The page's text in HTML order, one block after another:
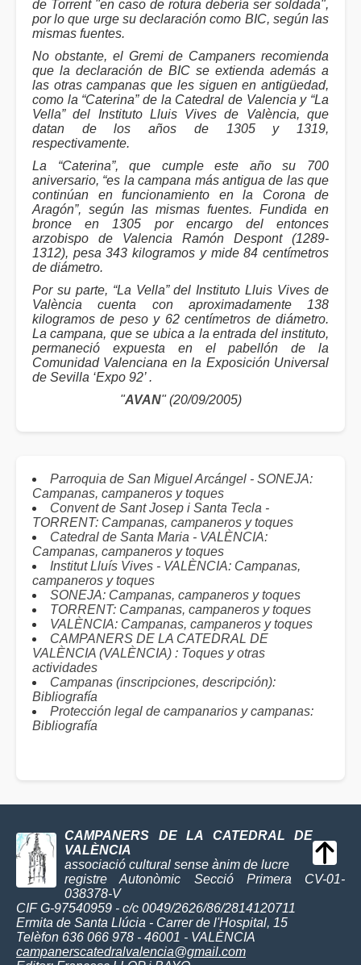
de Torrent "en caso de rotura debería ser soldada",
por lo que urge su declaración como BIC, según las
mismas fuentes.
No obstante, el Gremi de Campaners recomienda
que la declaración de BIC se extienda además a
las otras campanas que les siguen en antigüedad,
como la “Caterina” de la Catedral de Valencia y “La
Vella” del Instituto Lluis Vives de València, que
datan de los años de 1305 y 1319,
respectivamente.
La “Caterina”, que cumple este año su 700
aniversario, “es la campana más antigua de las que
continúan en funcionamiento en la Corona de
Aragón”, según las mismas fuentes. Fundida en
bronce en 1305 por encargo del entonces
arzobispo de Valencia Ramón Despont (1289-
1312), pesa 343 kilogramos y mide 84 centímetros
de diámetro.
Por su parte, “La Vella” del Instituto Lluis Vives de
València cuenta con aproximadamente 138
kilogramos de peso y 62 centímetros de diámetro.
La campana, que se ubica a la entrada del instituto,
permaneció expuesta en el pabellón de la
Comunidad Valenciana en la Exposición Universal
de Sevilla ‘Expo 92’ .
"AVAN" (20/09/2005)
Parroquia de San Miguel Arcángel - SONEJA:
Campanas, campaneros y toques
Convent de Sant Josep i Santa Tecla -
TORRENT: Campanas, campaneros y toques
Catedral de Santa Maria - VALÈNCIA:
Campanas, campaneros y toques
Institut Lluís Vives - VALÈNCIA: Campanas,
campaneros y toques
SONEJA: Campanas, campaneros y toques
TORRENT: Campanas, campaneros y toques
VALÈNCIA: Campanas, campaneros y toques
CAMPANERS DE LA CATEDRAL DE
VALÈNCIA (VALÈNCIA) : Toques y otras
actividades
Campanas (inscripciones, descripción):
Bibliografía
Protección legal de campanarios y campanas:
Bibliografía
CAMPANERS DE LA CATEDRAL DE
VALÈNCIA
associació cultural sense ànim de lucre
registre Autonòmic Secció Primera CV-01-
038378-V
CIF G-97540959 - c/c 0049/2626/86/2814120711
Ermita de Santa Llúcia - Carrer de l'Hospital, 15
Telèfon 636 066 978 - 46001 - VALÈNCIA
campanerscatedralvalencia@gmail.com